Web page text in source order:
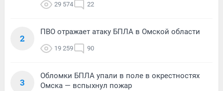
29 574 22
2
ПВО отражает атаку БПЛА в Омской области
19 259 90
3
Обломки БПЛА упали в поле в окрестностях
Омска — вспыхнул пожар